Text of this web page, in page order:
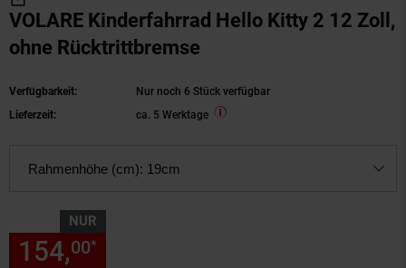
VOLARE Kinderfahrrad Hello Kitty 2 12 Zoll,
ohne Rücktrittbremse
Verfügbarkeit:
Nur noch 6 Stück verfügbar
Lieferzeit:
ca. 5 Werktage
Rahmenhöhe (cm): 19cm
NUR
154,00*